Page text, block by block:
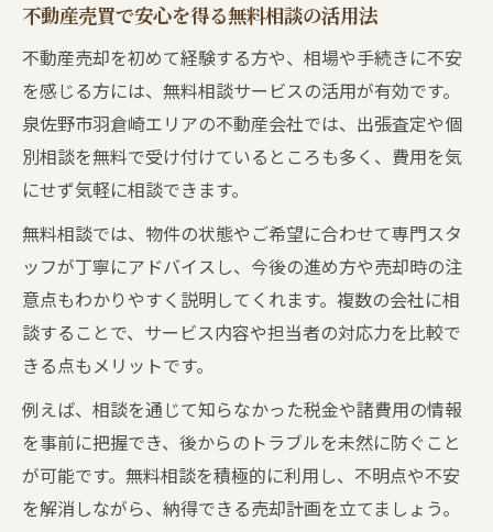
不動産売買で安心を得る無料相談の活用法
不動産売却を初めて経験する方や、相場や手続きに不安
を感じる方には、無料相談サービスの活用が有効です。
泉佐野市羽倉崎エリアの不動産会社では、出張査定や個
別相談を無料で受け付けているところも多く、費用を気
にせず気軽に相談できます。
無料相談では、物件の状態やご希望に合わせて専門スタ
ッフが丁寧にアドバイスし、今後の進め方や売却時の注
意点もわかりやすく説明してくれます。複数の会社に相
談することで、サービス内容や担当者の対応力を比較で
きる点もメリットです。
例えば、相談を通じて知らなかった税金や諸費用の情報
を事前に把握でき、後からのトラブルを未然に防ぐこと
が可能です。無料相談を積極的に利用し、不明点や不安
を解消しながら、納得できる売却計画を立てましょう。